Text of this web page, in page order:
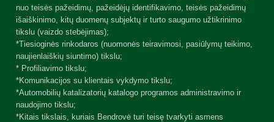
nuo teisės pažeidimų, pažeidėjų identifikavimo, teisės pažeidimų
išaiškinimo, kitų duomenų subjektų ir turto saugumo užtikrinimo
tikslu (vaizdo stebėjimas);
*Tiesioginės rinkodaros (nuomonės teiravimosi, pasiūlymų teikimo,
naujienlaiškių siuntimo) tikslu;
* Profiliavimo tikslu;
*Komunikacijos su klientais vykdymo tikslu;
*Automobilių katalizatorių katalogo programos administravimo ir
naudojimo tikslu;
*Kitais tikslais, kuriais Bendrovė turi teisę tvarkyti asmens